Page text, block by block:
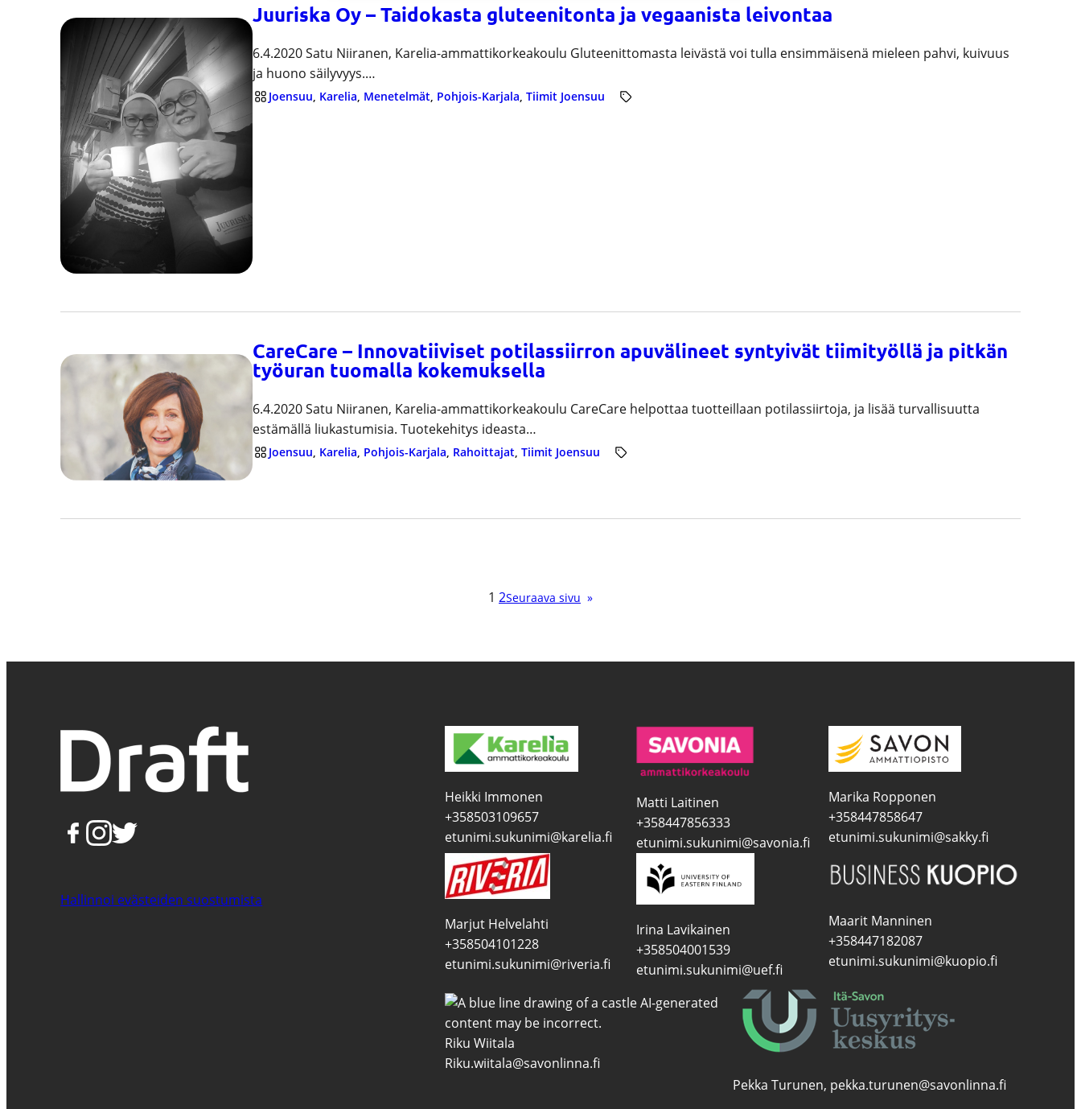
Juuriska Oy – Taidokasta gluteenitonta ja vegaanista leivontaa
6.4.2020 Satu Niiranen, Karelia-ammattikorkeakoulu Gluteenittomasta leivästä voi tulla ensimmäisenä mieleen pahvi, kuivuus
ja huono säilyvyys.…
Joensuu, Karelia, Menetelmät, Pohjois-Karjala, Tiimit Joensuu
CareCare – Innovatiiviset potilassiirron apuvälineet syntyivät tiimityöllä ja pitkän
työuran tuomalla kokemuksella
6.4.2020 Satu Niiranen, Karelia-ammattikorkeakoulu CareCare helpottaa tuotteillaan potilassiirtoja, ja lisää turvallisuutta
estämällä liukastumisia. Tuotekehitys ideasta…
Joensuu, Karelia, Pohjois-Karjala, Rahoittajat, Tiimit Joensuu
1 2Seuraava sivu »
Hallinnoi evästeiden suostumista
Heikki Immonen
+358503109657
etunimi.sukunimi@karelia.fi
Matti Laitinen
+358447856333
etunimi.sukunimi@savonia.fi
Marika Ropponen
+358447858647
etunimi.sukunimi@sakky.fi
Marjut Helvelahti
+358504101228
etunimi.sukunimi@riveria.fi
Irina Lavikainen
+358504001539
etunimi.sukunimi@uef.fi
Maarit Manninen
+358447182087
etunimi.sukunimi@kuopio.fi
Riku Wiitala
Riku.wiitala@savonlinna.fi
Pekka Turunen, pekka.turunen@savonlinna.fi